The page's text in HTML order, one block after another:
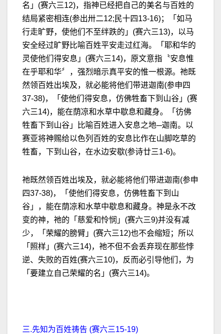
名」(赛六三12)，指神已经把自己的美名与百姓的
结局紧密相连(参出卅二12;民十四13-16)；「如马
行走旷野，使他们不至绊跌的」(赛六三13)，以马
安全经过旷野比喻百姓平安走过红海。「耶和华的
灵使他们得安息」(赛六三14)，原文意指〝安息惟
在乎耶和华〞，强烈暗示真平安的惟一根源。祂既
然领百姓出埃及，就必能将他们带进迦南(参申四
37-38)，「使他们得安息，仿佛牲畜下到山谷」(赛
六三14)，能在荫凉和水草中歇息和藏身。「彷佛
牲畜下到山谷」比喻百姓进入安息之地─迦南。以
赛亚将神赐给以色列百姓的安息比作在山脚吃草的
牲畜，下到山谷，在水边安歇(参诗廿三1-6)。
祂既然领百姓出埃及，就必能将他们带进迦南(参申
四37-38)，「使他们得安息，仿佛牲畜下到山
谷」，能在荫凉和水草中歇息和藏身。神是永不改
变的神，祂的「慈爱和怜悯」(赛六三9)并没有减
少，「荣耀的膀臂」(赛六三12)也不会缩短；所以
「照样」(赛六三14)，祂不但不会丢弃现在那些悖
逆、失败的百姓(赛六三10)，反而必引导他们，为
「要建立自己荣耀的名」(赛六三14)。
三.先知为百姓祷告 (赛六三15-19)